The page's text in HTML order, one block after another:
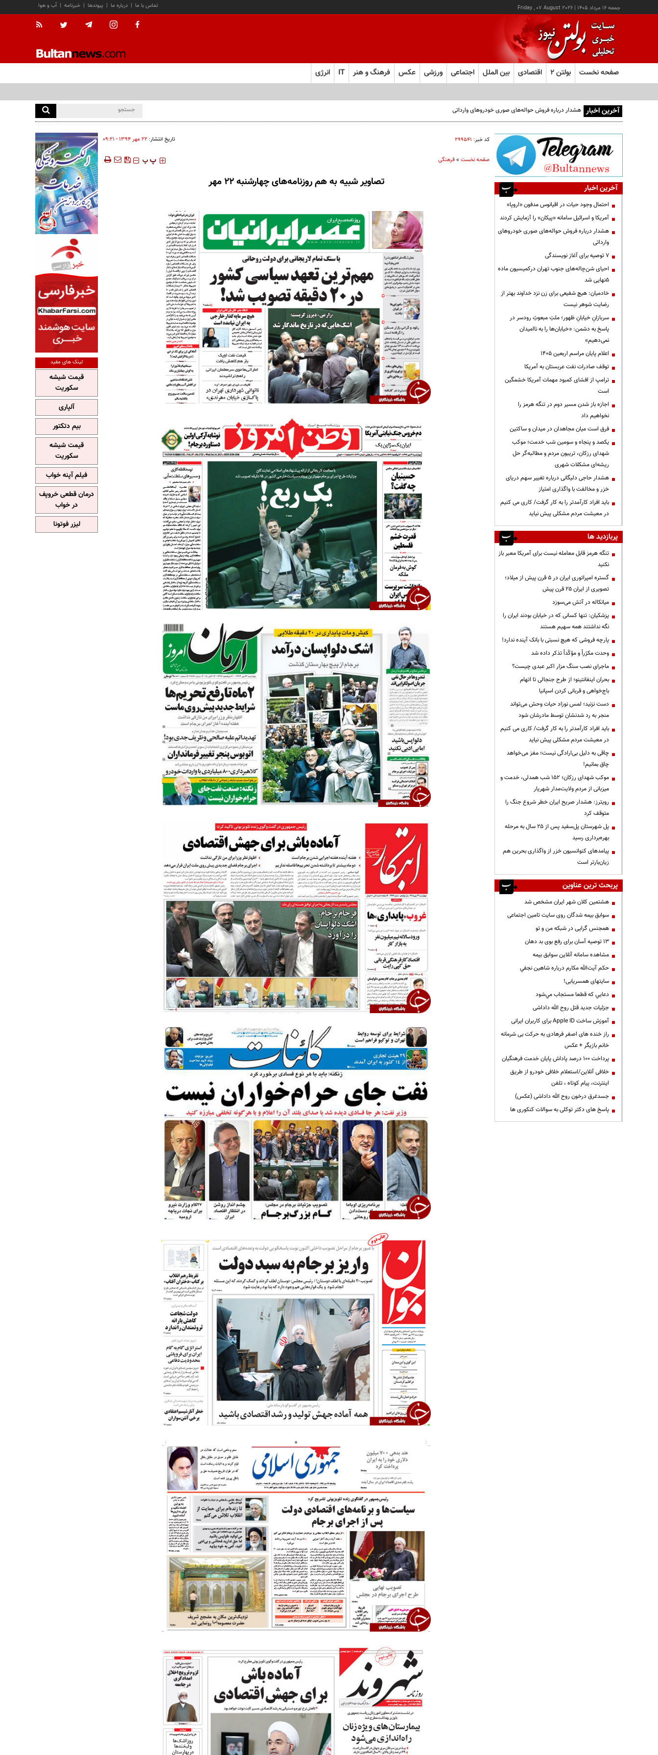
جمعه ۱۶ مرداد ۱۴۰۵ |
Friday , 07 August 2026 آب و هوا | خبرنامه | پیوندها | درباره ما | تماس با ما
صفحه نخست بولتن ۲ اقتصادی بین الملل اجتماعی ورزشی عکس فرهنگ و هنر IT انرژی
آخرین اخبار
کد خبر: ۲۹۹۵۴۱ تاریخ انتشار: ۲۲ مهر ۱۳۹۴ - ۰۹:۲۱
صفحه نخست»فرهنگی ‍‍‍ پ پ
تصاویر شبیه به هم روزنامه‌های چهارشنبه 22 مهر آخرین اخبار
احتمال وجود حیات در اقیانوس مدفون «اروپا»
آمریکا و اسرائیل سامانه «پیکان» را آزمایش کردند
هشدار درباره فروش حواله‌های صوری خودروهای
وارداتی
۷ توصیه برای آغاز نویسندگی
احیای شن‌چاله‌های جنوب تهران درکمیسیون ماده
۵نهایی شد
خادمیان: هیچ شفیعی برای زن نزد خداوند بهتر از
رضایت شوهر نیست
سربازانِ خیابانِ ظهور؛ ملتِ مبعوثِ رودسر در
پاسخ به دشمن: «خیابان‌ها را به ناامیدان
نمی‌دهیم»
اعلام پایان مراسم اربعین ۱۴۰۵
توقف صادرات نفت عربستان به آمریکا
ترامپ از افشای کمبود مهمات آمریکا خشمگین
است
اجازه باز شدن مسیر دوم در تنگه هرمز را
نخواهیم داد
فرق است میان مجاهدان در میدان و ساکتین
یکصد و پنجاه و سومین شب خدمت؛ موکب
شهدای رزکان، تریبون مردم و مطالبه‌گر حل
ریشه‌ای مشکلات شهری
هشدار حاجی دلیگانی درباره تغییر سهم دریای
خزر و مخالفت با واگذاری امتیاز
باید افراد کارآمدتر را به کار گرفت/ کاری می کنیم
در معیشت مردم مشکلی پیش نیاید
پربازدید ها
تنگه هرمز قابل معامله نیست برای آمریکا معبر باز
نکنید
گستره امپراتوری ایران در ۵ قرن پیش از میلاد؛
تصویری از ایران ۲۵ قرن پیش
میانکاله در آتش می‌سوزد
پزشکیان: تنها کسانی که در خیابان بودند ایران را
نگه نداشتند همه سهیم هستند
پارچه فروشی که هیچ نسبتی با بانک آینده ندارد!
وحدت مکرّراً و مؤکّداً تذکر داده شد
ماجرای نصب سنگ مزار اکبر عبدی چیست؟
بحران اینفانتینو؛ از طرح جنجالی تا اتهام
باج‌خواهی و قربانی کردن اسپانیا
دست نزنید؛ لمس نوزاد حیات وحش می‌تواند
منجر به رد شدنشان توسط مادرشان شود
باید افراد کارآمدتر را به کار گرفت/ کاری می کنیم
در معیشت مردم مشکلی پیش نیاید
چاقی به دلیل بی‌ارادگی نیست؛ مغز می‌خواهد
چاق بمانیم!
موکب شهدای رزکان؛ ۱۵۲ شب همدلی، خدمت و
میزبانی از مردم ولایت‌مدار شهریار
رویترز: هشدار صریح ایران خطر شروع جنگ را
متوقف کرد
پل شهرستان پل‌سفید پس از ۲۵ سال به مرحله
بهره‌برداری رسید
پیامدهای کنوانسیون خزر از واگذاری بحرین هم
زیان‌بارتر است
پربحث ترین عناوین
هشتمین کلان شهر ایران مشخص شد
سوابق بیمه شدگان روی سایت تامین اجتماعی
همجنس گرایی در شبکه من و تو
13 توصیه آسان برای رفع بوی بد دهان
مشاهده سامانه آنلاين سوابق بیمه
حكم آيت‌الله مكارم درباره شاهين نجفي
سایتهای همسریابی!
دعايي كه قطعا مستجاب مي‌شود
جزئیات جدید قتل روح الله داداشی
آموزش ساخت Apple ID برای کاربران ایرانی
راز خنده های اصغر فرهادی به حرکت بی شرمانه
خانم بازیگر + عکس
پرداخت ۱۰۰ درصد پاداش پایان خدمت فرهنگیان
خلافی آنلاین/استعلام خلافی خودرو از طریق
اینترنت، پیام کوتاه ، تلفن
جسدغرق درخون روح الله داداشی (عکس)
پاسخ های دکتر توکلی به سوالات کنکوری ها
لینک های مفید
قیمت شیشه
سکوریت
آلپاری
بیم دتکتور
قیمت شیشه
سکوریت
فیلم آپنه خواب
درمان قطعی خروپف
در خواب
لیزر فوتونا